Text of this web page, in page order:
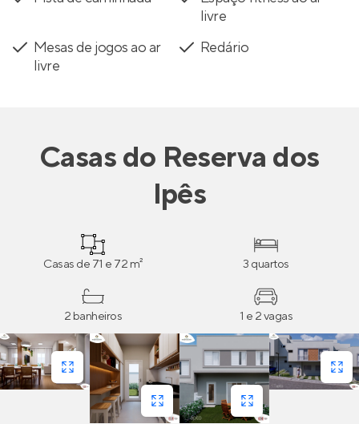
livre
Mesas de jogos ao ar
livre
Redário
Casasdo Reserva dos
Ipês
Casas de 71 e 72 m² 3 quartos
2 banheiros 1 e 2 vagas